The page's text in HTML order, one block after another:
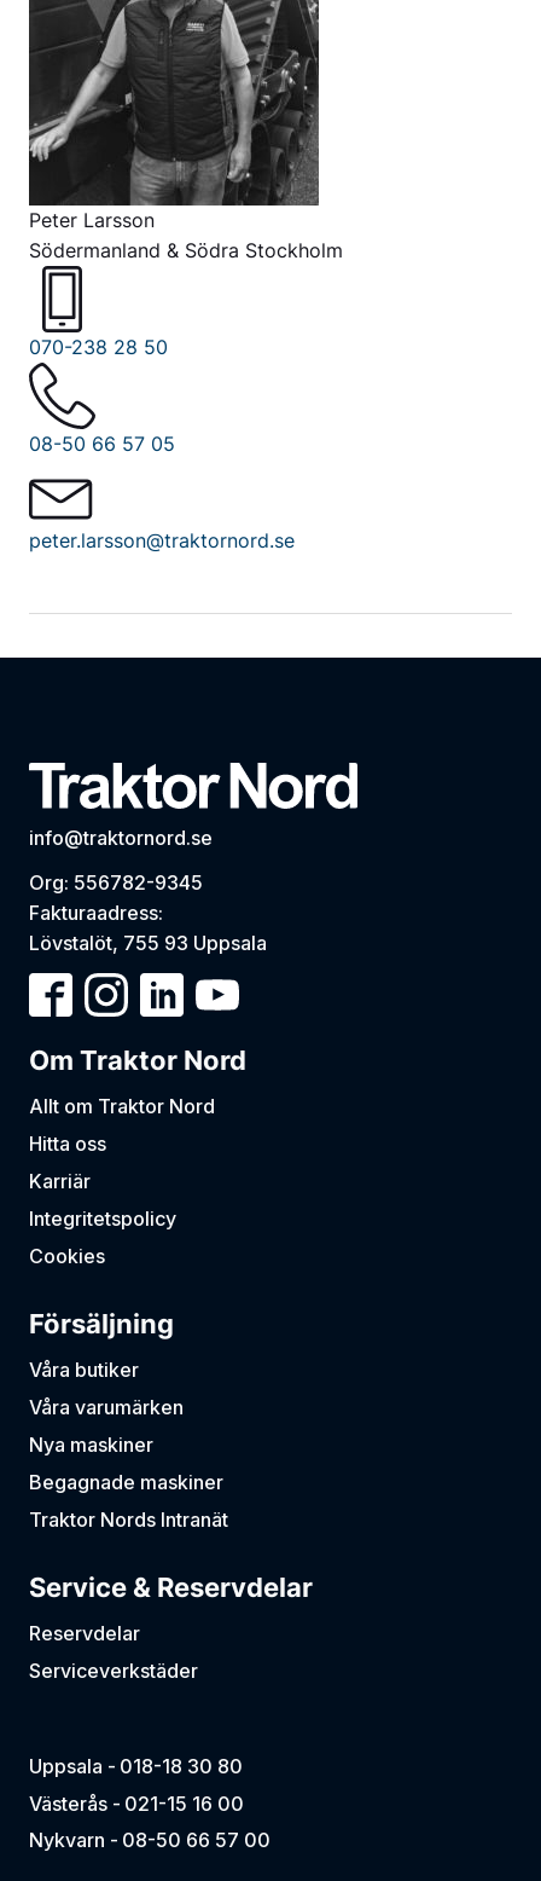
Peter Larsson
Södermanland & Södra Stockholm
070-238 28 50
08-50 66 57 05
peter.larsson@traktornord.se
info@traktornord.se
Org: 556782-9345
Fakturaadress:
Lövstalöt, 755 93 Uppsala
Om Traktor Nord
Allt om Traktor Nord
Hitta oss
Karriär
Integritetspolicy
Cookies
Försäljning
Våra butiker
Våra varumärken
Nya maskiner
Begagnade maskiner
Traktor Nords Intranät
Service & Reservdelar
Reservdelar
Serviceverkstäder
Uppsala - 018-18 30 80
Västerås - 021-15 16 00
Nykvarn - 08-50 66 57 00